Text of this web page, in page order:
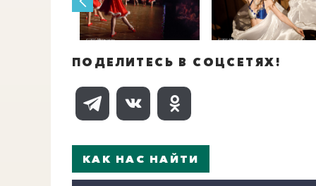
ПОДЕЛИТЕСЬ В СОЦСЕТЯХ!
КАК НАС НАЙТИ